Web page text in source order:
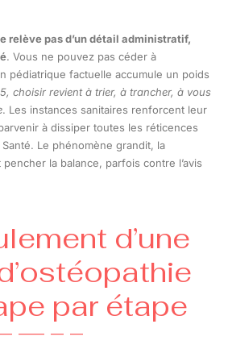
relève pas d’un détail administratif,
. Vous ne pouvez pas céder à
pédiatrique factuelle accumule un poids
choisir revient à trier, à trancher, à vous
. Les instances sanitaires renforcent leur
à dissiper toutes les réticences
Le phénomène grandit, la
la balance, parfois contre l’avis
d’une
par étape